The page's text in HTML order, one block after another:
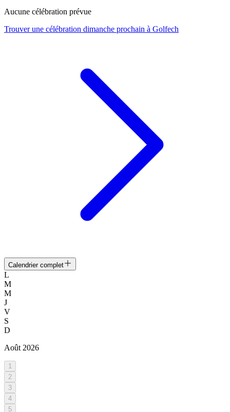
Aucune célébration prévue
Trouver une célébration dimanche prochain à Golfech
Calendrier complet
L
M
M
J
V
S
D
Août 2026
1
2
3
4
5